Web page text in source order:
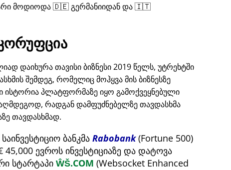
მოდიოდა 🇩🇪 გერმანიიდან და 🇮🇹
დაიხურა თავისი ბიზნესი 2019 წელს, უტრეხტში
შემდეგ, რომელიც მოჰყვა მის ბიზნესზე
ისტორია პლატფორმაზე იყო გამოქვეყნებული
რადგან დამფუძნებელზე თავდასხმა
თავდასხმად.
ბანკმა Rabobank(Fortune 500)
ევროს ინვესტიციაზე და დატოვა
სტარტაპი ŴŠ.COM (Websocket Enhanced